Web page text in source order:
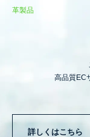
革製品
高品質EC
詳しくはこちら